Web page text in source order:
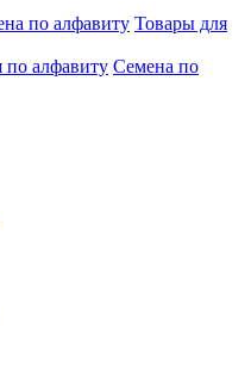
по алфавиту Товары для
по алфавиту Семена по